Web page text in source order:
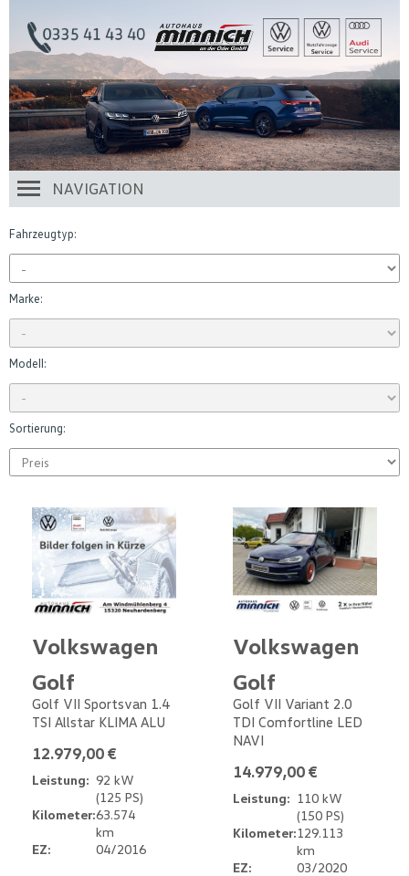
NAVIGATION
Fahrzeugtyp:
Marke:
Modell:
Sortierung:
Volkswagen
Golf
Golf VII Sportsvan 1.4
TSI Allstar KLIMA ALU
12.979,00 €
Leistung: 92 kW
(125 PS)
Kilometer:63.574
km
EZ:
04/2016
Volkswagen
Golf
Golf VII Variant 2.0
TDI Comfortline LED
NAVI
14.979,00 €
Leistung: 110 kW
(150 PS)
Kilometer:129.113
km
EZ:
03/2020